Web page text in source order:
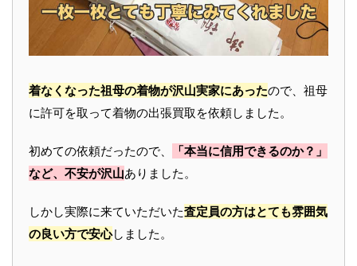
着なくなった祖母の着物が沢山実家にあったので、祖母
に許可を取って着物の出張買取を依頼しました。
初めての依頼だったので、
「本当に信用できるのか？」
など、不安が沢山ありました。
しかし実際に来ていただいた査定員の方はとても雰囲気
の良い方で安心しました。